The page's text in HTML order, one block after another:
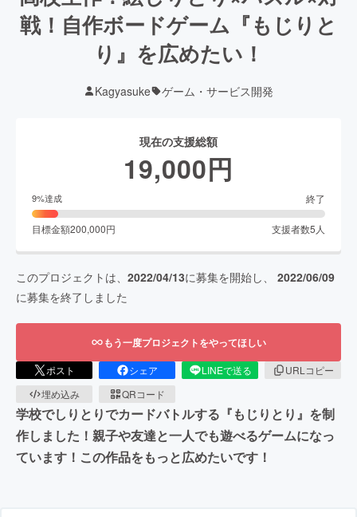
戦！自作ボードゲーム『もじりと
り』を広めたい！
Kagyasuke ゲーム・サービス開発
現在の支援総額
19,000円
9%達成 終了
目標金額200,000円 支援者数5 人
このプロジェクトは、 2022/04/13に募集を開始し、 2022/06/09
に募集を終了しました
もう一度プロジェクトをやってほしい
ポスト シェア LINEで送る
URLコピー
埋め込み
QRコード
学校でしりとりでカードバトルする『もじりとり』を制
作しました！親子や友達と一人でも遊べるゲームになっ
ています！この作品をもっと広めたいです！